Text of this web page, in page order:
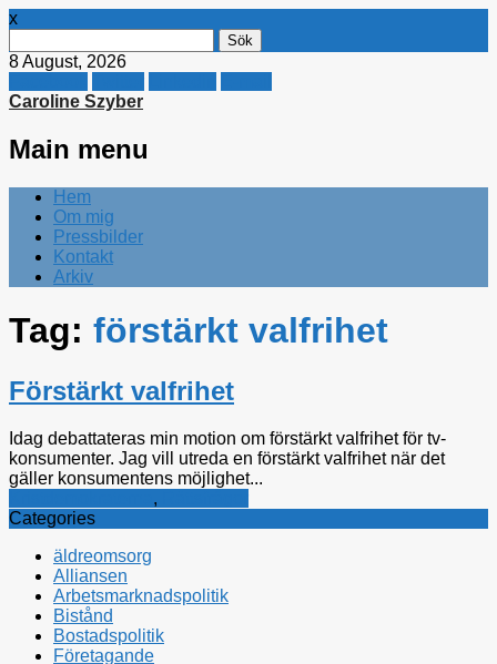
x
efter:
8 August, 2026
Caroline Szyber
Main menu
Skip
content
Hem
Om mig
Pressbilder
Kontakt
Arkiv
Tag: förstärkt valfrihet
Förstärkt valfrihet
Idag debattateras min motion om förstärkt valfrihet för tv-
konsumenter. Jag vill utreda en förstärkt valfrihet när det
gäller konsumentens möjlighet...
,
Categories
äldreomsorg
Alliansen
Arbetsmarknadspolitik
Bistånd
Bostadspolitik
Företagande